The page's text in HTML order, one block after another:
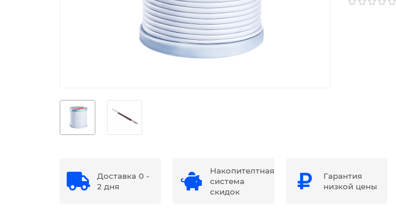
Доставка 0 -
2 дня
Накопителтная
система
скидок
Гарантия
низкой цены